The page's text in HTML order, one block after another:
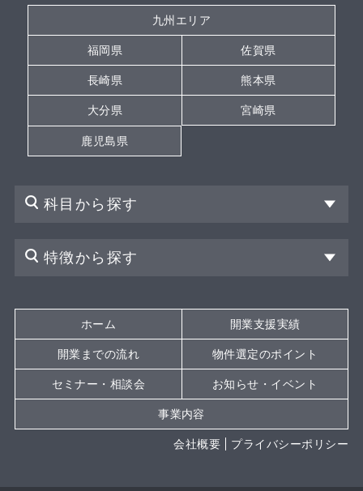
九州エリア
福岡県 佐賀県
長崎県 熊本県
大分県 宮崎県
鹿児島県
科目から探す
特徴から探す
ホーム 開業支援実績
開業までの流れ 物件選定のポイント
セミナー・相談会 お知らせ・イベント
事業内容
会社概要 プライバシーポリシー